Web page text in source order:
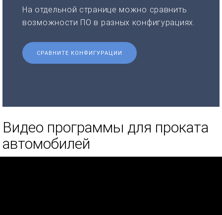
На отдельной странице можно сравнить
возможности ПО в разных конфигурациях.
СРАВНИТЕ КОНФИГУРАЦИИ
Видео программы для проката
автомобилей